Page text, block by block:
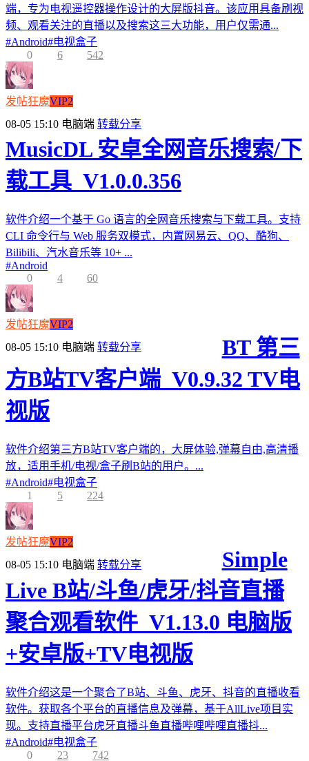
端，专为电视遥控器操作设计的大屏版抖音。该应用具备刷视
频、观看关注的直播以及搜索这三大功能，用户仅需通...
#Android#电视盒子
0
6 542
发帖狂魔VIP2
08-05 15:10 电脑端 转载分享
MusicDL 安卓全网音乐搜索/下
载工具_V1.0.0.356
软件介绍一个基于 Go 语言的全网音乐搜索与下载工具。支持
CLI 命令行与 Web 服务双模式，内置网易云、QQ、酷狗、
Bilibili、汽水音乐等 10+ ...
#Android
0
4 60
发帖狂魔VIP2
08-05 15:10 电脑端 转载分享
BT 第三
方B站TV客户端_V0.9.32 TV电
视版
软件介绍第三方B站TV客户端的，大屏体验,弹幕自由,高清播
放，适用手机/电视/盒子刷B站的用户。...
#Android#电视盒子
1
5 224
发帖狂魔VIP2
08-05 15:10 电脑端 转载分享
Simple
Live B站/斗鱼/虎牙/抖音直播
聚合观看软件_V1.13.0 电脑版
+安卓版+TV电视版
软件介绍这是一个聚合了B站、斗鱼、虎牙、抖音的直播收看
软件。获取各个平台的直播信息及弹幕，基于AllLive项目实
现。支持直播平台虎牙直播斗鱼直播哔哩哔哩直播抖...
#Android#电视盒子
0
23 742